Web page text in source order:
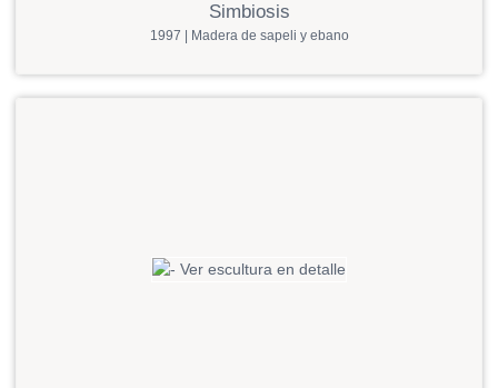
Simbiosis
1997 | Madera de sapeli y ebano